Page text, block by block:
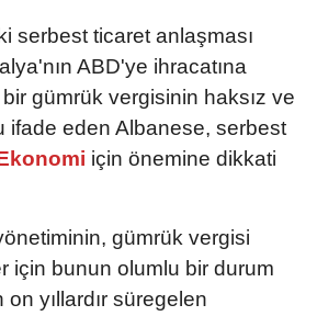
serbest ticaret anlaşması
ABD'ye ihracatına
gümrük vergisinin haksız ve
ifade eden Albanese, serbest
için önemine dikkati
gümrük vergisi
için bunun olumlu bir durum
on yıllardır süregelen